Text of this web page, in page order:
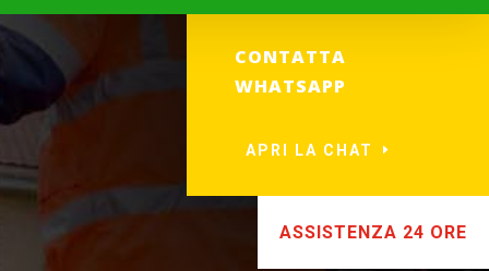
CONTATTA
WHATSAPP
APRI LA CHAT
ASSISTENZA 24 ORE